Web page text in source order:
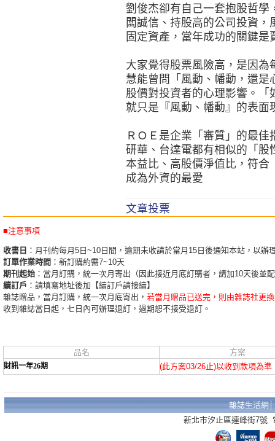
劉俊杰卻有自己一套抱股哲
闆誠信、持股高的公司投資
固定資產，當年成功的關鍵
大家覺得股票風險高，是因
慧能曾問「風動、幡動，還
股價對投資者的心理影響。
就只是『風動、幡動』的表
ＲＯＥ是企業「審質」的最
研華、台達電都有相似的「股
本益比、高股價淨值比，符合
成為外資的最愛
文章投票
■注意事項
收書日 ：月刊約每月5日~10日間，逾期未收請於當月15日後通知本站，以辦
訂單作業時間 ：新訂購約需7~10天
期刊起始 ：當月訂購，統一次月寄出（因此接近月底訂購者，請加10天後並
續訂戶 ：請填寫地址後加【續訂戶請接續】
雜誌贈品，當月訂購，統一次月底寄出， 若當月贈品已送完，則由雜誌社更
收到雜誌當日起，七日內可辦理退訂，過期恕不接受退訂。
品名 方案
財訊一年26期 (此方案03/26止)以收到款項為準
雜誌生活網
新北市汐止區連峰街7號